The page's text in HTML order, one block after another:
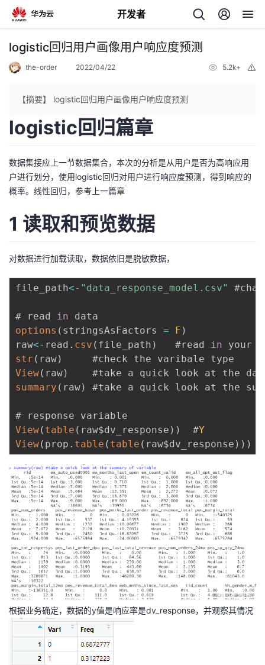
开发者
返
回
人
页
我
的
开
发
者
我
的
博
我
的
坛
我
圈
子
的
直
播
我
的
活
动
我
的
关
注
我
的
开
发
者
我
的
Programs
我
的
支
logistic回归用户画像用户响应度预测
the-order 2022/04/22 5.2k+
【摘要】 logistic回归用户画像用户响应度预测
logistic回归篇章
数据集接应上一节数据集合，本次的分析是从用户是否为高响应用
户进行划分，使用logistic回归对用户进行响应度预测，得到响应的
概率。线性回归，参考上一篇章
1 读取和预览数据
对数据进行加载读取，数据依旧是脱敏数据，
file_path<- "data_response_model.csv"
# read in
options ( stringsAsFactors = F )
raw<- read . csv ( file_path )
   #read
in
str ( raw)
View( raw)
summary ( raw) #take a quick look at the
View( table ( raw$dv_response ) )
  #
Y
View( prop . table ( table ( raw$dv_response ) ) )
根据业务确定，数据的y值是响应率是dv_response，并观察其情况